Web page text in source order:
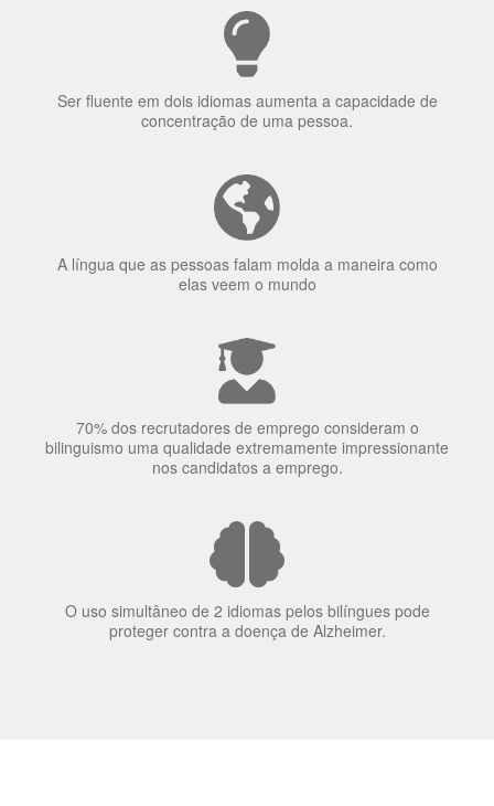
Ser fluente em dois idiomas aumenta a capacidade de
concentração de uma pessoa.
A língua que as pessoas falam molda a maneira como
elas veem o mundo
70% dos recrutadores de emprego consideram o
bilinguismo uma qualidade extremamente impressionante
nos candidatos a emprego.
O uso simultâneo de 2 idiomas pelos bilíngues pode
proteger contra a doença de Alzheimer.